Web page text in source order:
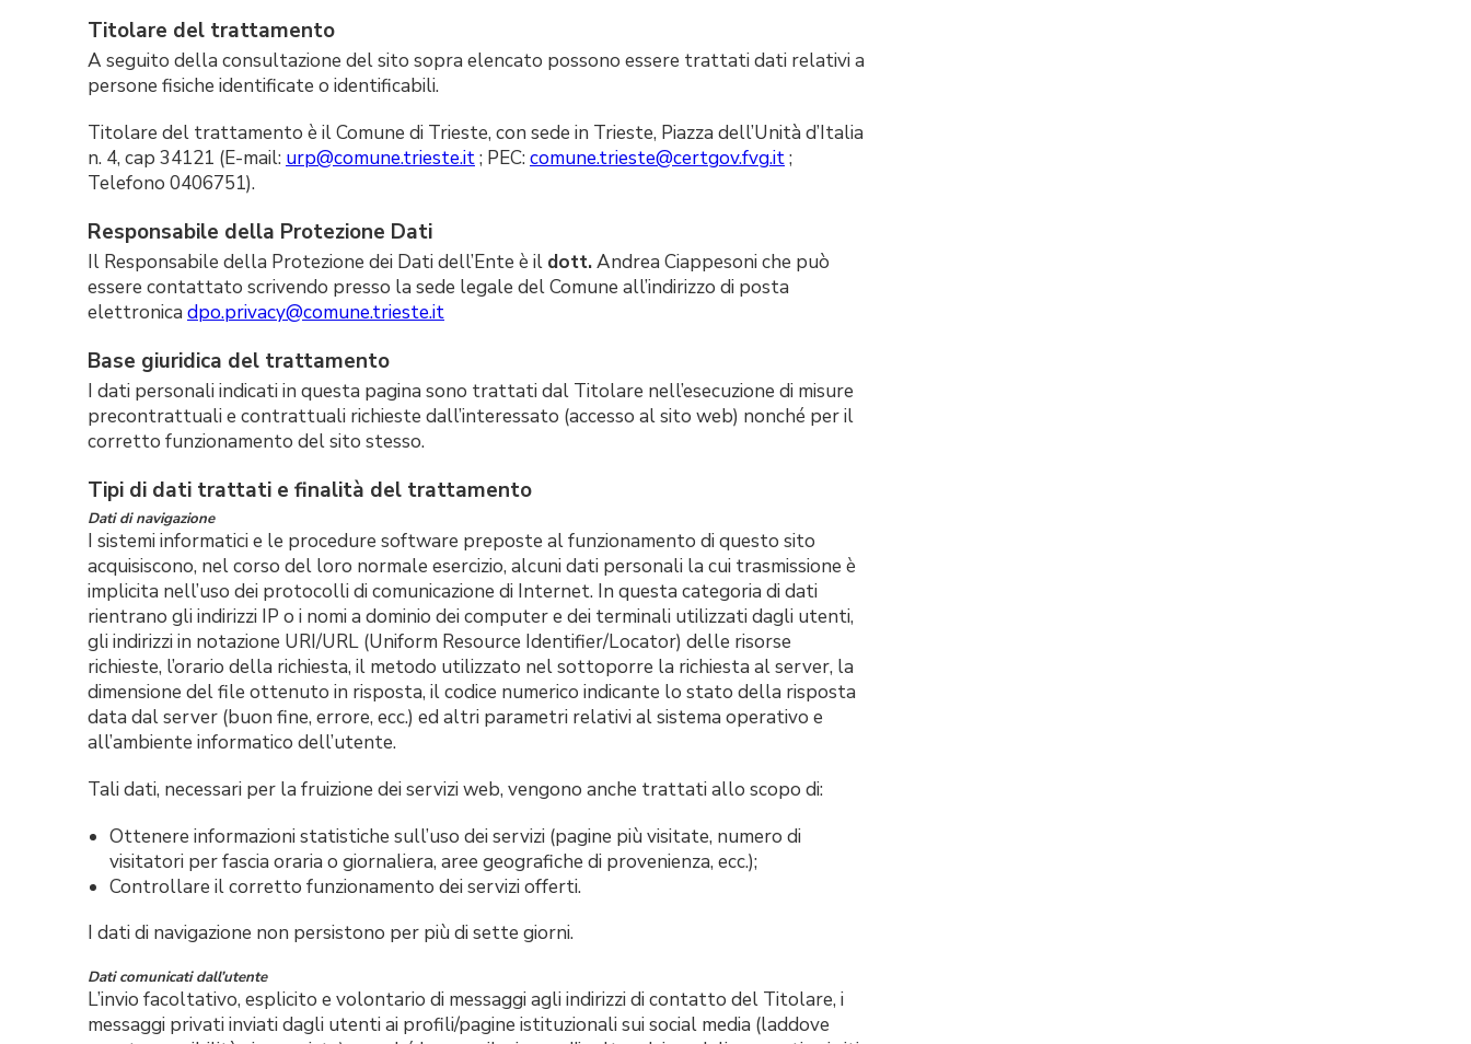
Titolare del trattamento
A seguito della consultazione del sito sopra elencato possono essere trattati dati relativi a
persone fisiche identificate o identificabili.
Titolare del trattamento è il Comune di Trieste, con sede in Trieste, Piazza dell’Unità d’Italia
n. 4, cap 34121 (E-mail: urp@comune.trieste.it; PEC: comune.trieste@certgov.fvg.it;
Telefono 0406751).
Responsabile della Protezione Dati
Il Responsabile della Protezione dei Dati dell’Ente è il dott.Andrea Ciappesoni che può
essere contattato scrivendo presso la sede legale del Comune all’indirizzo di posta
elettronica dpo.privacy@comune.trieste.it
Base giuridica del trattamento
I dati personali indicati in questa pagina sono trattati dal Titolare nell’esecuzione di misure
precontrattuali e contrattuali richieste dall’interessato (accesso al sito web) nonché per il
corretto funzionamento del sito stesso.
Tipi di dati trattati e finalità del trattamento
Dati di navigazione
I sistemi informatici e le procedure software preposte al funzionamento di questo sito
acquisiscono, nel corso del loro normale esercizio, alcuni dati personali la cui trasmissione è
implicita nell’uso dei protocolli di comunicazione di Internet. In questa categoria di dati
rientrano gli indirizzi IP o i nomi a dominio dei computer e dei terminali utilizzati dagli utenti,
gli indirizzi in notazione URI/URL (Uniform Resource Identifier/Locator) delle risorse
richieste, l’orario della richiesta, il metodo utilizzato nel sottoporre la richiesta al server, la
dimensione del file ottenuto in risposta, il codice numerico indicante lo stato della risposta
data dal server (buon fine, errore, ecc.) ed altri parametri relativi al sistema operativo e
all’ambiente informatico dell’utente.
Tali dati, necessari per la fruizione dei servizi web, vengono anche trattati allo scopo di:
Ottenere informazioni statistiche sull’uso dei servizi (pagine più visitate, numero di
visitatori per fascia oraria o giornaliera, aree geografiche di provenienza, ecc.);
Controllare il corretto funzionamento dei servizi offerti.
I dati di navigazione non persistono per più di sette giorni.
Dati comunicati dall’utente
L’invio facoltativo, esplicito e volontario di messaggi agli indirizzi di contatto del Titolare, i
messaggi privati inviati dagli utenti ai profili/pagine istituzionali sui social media (laddove